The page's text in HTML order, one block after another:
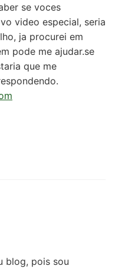
se voces
video especial, seria
ja procurei em
pode me ajudar.se
que me
blog, pois sou